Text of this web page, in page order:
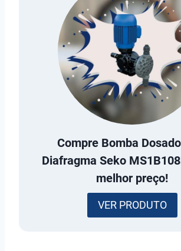
Compre Bomba
Diafragma Seko
melhor preço!
VER PRODUTO